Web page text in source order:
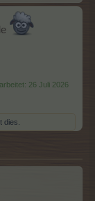
26 Juli 2026
dies.